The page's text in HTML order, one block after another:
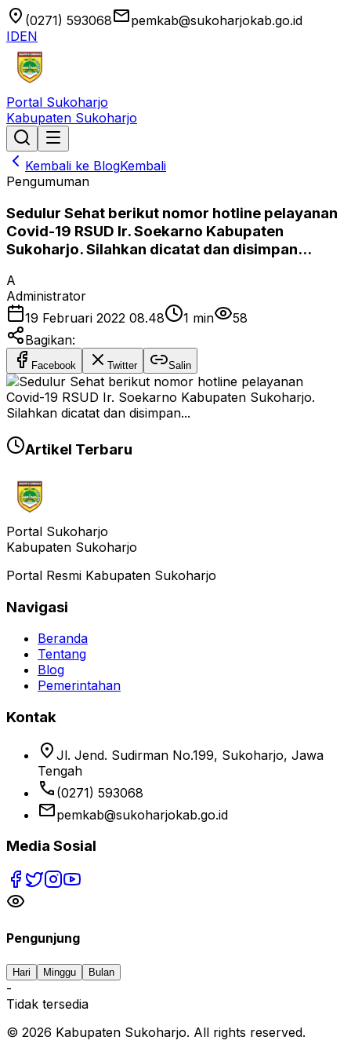
location_on (0271) 593068emailpemkab@sukoharjokab.go.id
IDEN
Portal Sukoharjo
Kabupaten Sukoharjo
Kembali ke BlogKembali
Pengumuman
Sedulur Sehat berikut nomor hotline pelayanan
Covid-19 RSUD Ir. Soekarno Kabupaten
Sukoharjo. Silahkan dicatat dan disimpan...
A
Administrator
19 Februari 2022 08.48
1 min
58
Bagikan:
Facebook Twitter Salin
Artikel Terbaru
Portal Sukoharjo
Kabupaten Sukoharjo
Portal Resmi Kabupaten Sukoharjo
Navigasi
Beranda
Tentang
Blog
Pemerintahan
Kontak
location_on Jl. Jend. Sudirman No.199, Sukoharjo, Jawa
Tengah
phone (0271) 593068
emailpemkab@sukoharjokab.go.id
Media Sosial
Pengunjung
Hari Minggu Bulan
-
Tidak tersedia
© 2026 Kabupaten Sukoharjo. All rights reserved.